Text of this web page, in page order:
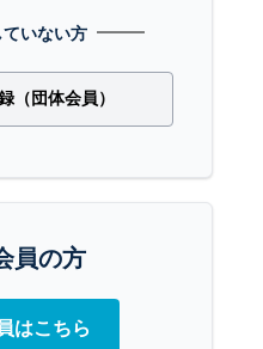
いない方
（団体会員）
員の方
はこちら